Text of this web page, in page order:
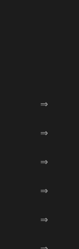
⇒
⇒
⇒
⇒
⇒